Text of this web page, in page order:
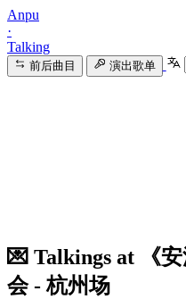
Anpu
·
Talking
前后曲目 演出歌单
💌 Talkings at 《
会 - 杭州场